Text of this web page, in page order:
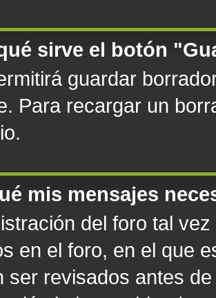
sirve el botón
guardar
Para recargar un
mis mensajes
del foro tal
en el foro, en el que
ser revisados antes